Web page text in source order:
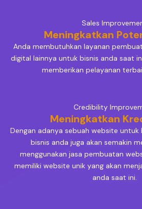
Sales
Meningkatkan
Anda membutuhkan layanan
digital lainnya untuk bisnis anda saat
memberikan pelayanan
Credibility
Meningkatkan
Dengan adanya sebuah website untuk
bisnis anda juga akan semakin
menggunakan jasa pembuatan
memiliki website unik yang akan
anda saat ini.